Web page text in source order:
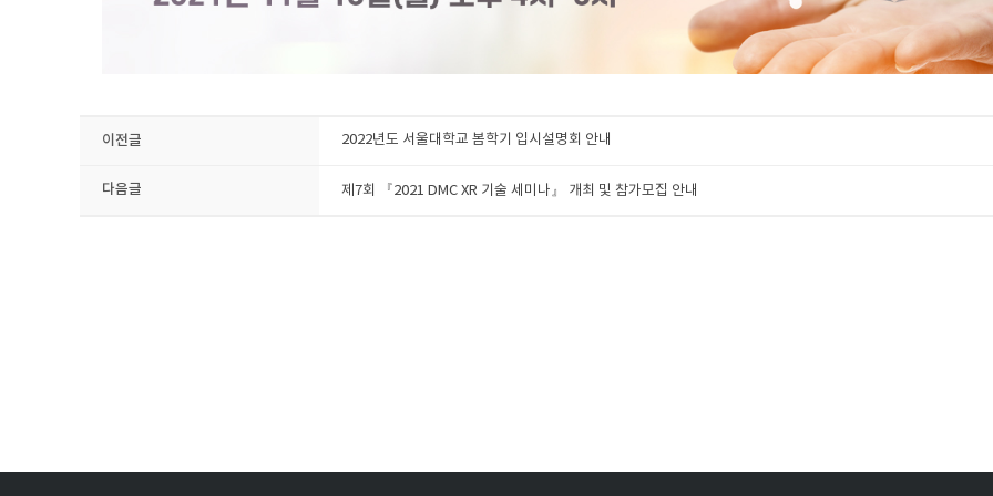
이전글 2022년도 서울대학교 봄학기 입시설명회 안내
다음글 제7회 『2021 DMC XR 기술 세미나』 개최 및 참가모집 안내